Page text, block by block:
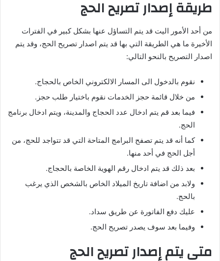
طريقة إصدار تصريح الحج
من أحد الأمور اليت قد يتم التساؤل عنها بشكل كبير في الفترات
الأخيرة ما هي الطريقة التي بها قد يتم اصدار تصريح الحج، وقد يتم
اصدار التصريح بالنحو التالي:
نقوم بالدخول الى المسار الالكتروني الخاص بالحجاج.
من خلال قائمة حجز الخدمات نقوم باختيار طلب حجز.
فيما بعد قم يتم ادخال عدد الحجاج والمدينة، ويتم ادخال برنامج
الحج.
كما أنه قد يتم تصفح البرامج المتاحة التي قد تتواجد للحج، من
أجل الحج في أحد منها.
بعد ذلك قد يتم ادخال رقم الهوية الخاصة بالحجاج.
ولابد من اضافة تاريخ الميلاد الخاص بالشخص الذي يرغب
بالحج.
عليك دفع الفاتورة عن طريق سداد.
وفيما بعد سوف يصدر تصريح الحج.
متى يتم إصدار تصريح الحج